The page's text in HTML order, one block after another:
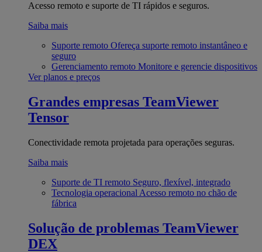
Acesso remoto e suporte de TI rápidos e seguros.
Saiba mais
Suporte remoto Ofereça suporte remoto instantâneo e
seguro
Gerenciamento remoto Monitore e gerencie dispositivos
Ver planos e preços
Grandes empresas TeamViewer
Tensor
Conectividade remota projetada para operações seguras.
Saiba mais
Suporte de TI remoto Seguro, flexível, integrado
Tecnologia operacional Acesso remoto no chão de
fábrica
Solução de problemas TeamViewer
DEX